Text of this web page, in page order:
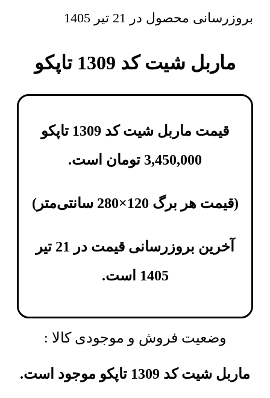
بروزرسانی محصول در 21 تیر 1405
ماربل شیت کد 1309 تاپکو
قیمت ماربل شیت کد 1309 تاپکو
3,450,000 تومان است.
(قیمت هر برگ 120×280 سانتی‌متر )
آخرین بروزرسانی قیمت در 21 تیر
1405 است.
وضعیت فروش و موجودی کالا :
ماربل شیت کد 1309 تاپکو موجود است.